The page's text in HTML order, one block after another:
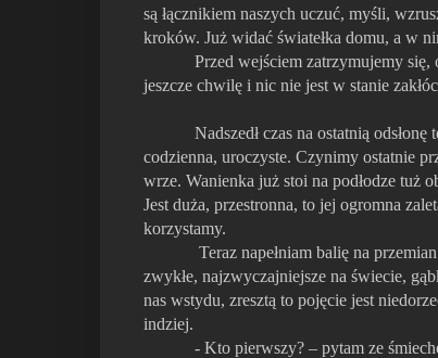
są łącznikiem naszych uczuć, myśli,
kroków. Już widać światełka domu, a w
Przed wejściem zatrzymujemy
jeszcze chwilę i nic nie jest w stanie
Nadszedł czas na ostatnią
codzienna, uroczyste. Czynimy ostatnie
wrze. Wanienka już stoi na podłodze tuż
Jest duża, przestronna, to jej ogromna
korzystamy.
Teraz napełniam balię na
zwykłe, najzwyczajniejsze na świecie,
nas wstydu, zresztą to pojęcie jest
indziej.
- Kto pierwszy? – pytam ze